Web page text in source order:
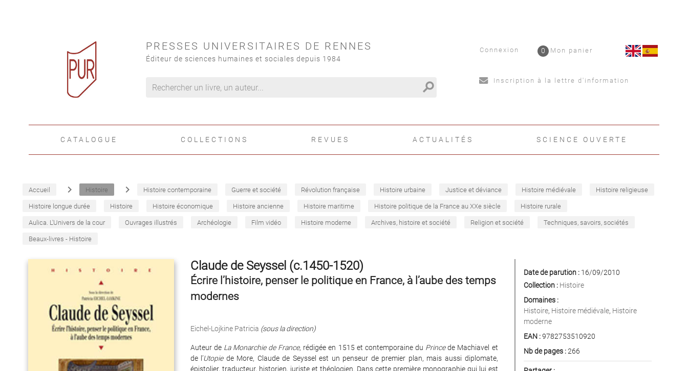
PRESSES UNIVERSITAIRES DE RENNES
Éditeur de sciences humaines et sociales depuis 1984
search
Connexion Mon panier
0
Inscription à la lettre d'information
CATALOGUE COLLECTIONS REVUES ACTUALITÉS SCIENCE OUVERTE
Accueil navigate_next Histoire navigate_next Histoire contemporaine Guerre et société Révolution française Histoire urbaine Justice et déviance Histoire médiévale Histoire religieuse
Histoire longue durée Histoire Histoire économique Histoire ancienne Histoire maritime Histoire politique de la France au XXe siècle Histoire rurale
Aulica. L'Univers de la cour Ouvrages illustrés Archéologie Film vidéo Histoire moderne Archives, histoire et société Religion et société Techniques, savoirs, sociétés
Beaux-livres - Histoire
Claude de Seyssel (c.1450-1520)
Écrire l’histoire, penser le politique en France, à l’aube des temps
modernes
Eichel-Lojkine Patricia (sous la direction)
Auteur de La Monarchie de France, rédigée en 1515 et contemporaine du Princede Machiavel et
de l’Utopiede More, Claude de Seyssel est un penseur de premier plan, mais aussi diplomate,
épistolier, traducteur, historien, juriste et théologien. Dans cette première monographie qui lui est
Date de parution :16/09/2010
Collection : Histoire
Domaines :
Histoire, Histoire médiévale, Histoire
moderne
EAN :9782753510920
Nb de pages :266